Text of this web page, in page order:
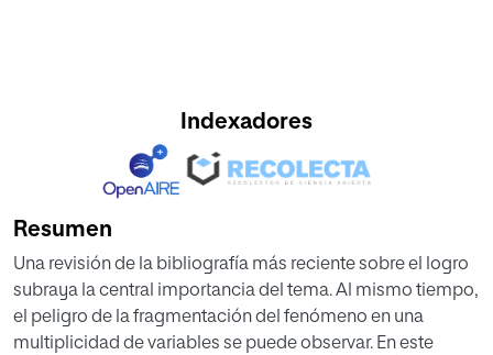
Indexadores
Resumen
Una revisión de la bibliografía más reciente sobre el logro
subraya la central importancia del tema. Al mismo tiempo,
el peligro de la fragmentación del fenómeno en una
multiplicidad de variables se puede observar. En este